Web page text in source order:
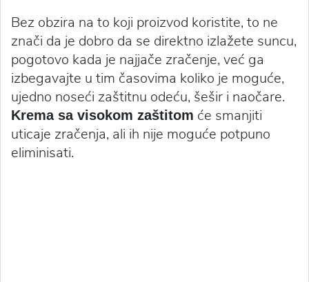
Bez obzira na to koji proizvod koristite, to ne
znači da je dobro da se direktno izlažete suncu,
pogotovo kada je najjače zračenje, već ga
izbegavajte u tim časovima koliko je moguće,
ujedno noseći zaštitnu odeću, šešir i naočare.
Krema sa visokom zaštitom će smanjiti
uticaje zračenja, ali ih nije moguće potpuno
eliminisati.